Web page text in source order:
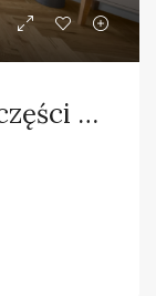
Apartament w zielonej części Warszawy